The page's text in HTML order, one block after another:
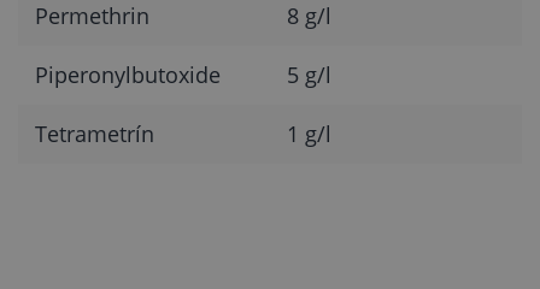
Permethrin 8 g/l
Piperonylbutoxide 5 g/l
Tetrametrín 1 g/l